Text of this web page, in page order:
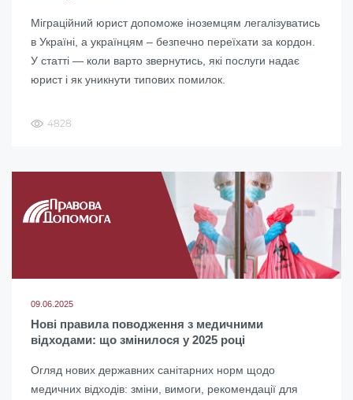
Міграційний юрист допоможе іноземцям легалізуватись
в Україні, а українцям – безпечно переїхати за кордон.
У статті — коли варто звернутись, які послуги надає
юрист і як уникнути типових помилок.
4828
09.06.2025
Нові правила поводження з медичними
відходами: що змінилося у 2025 році
Огляд нових державних санітарних норм щодо
медичних відходів: зміни, вимоги, рекомендації для